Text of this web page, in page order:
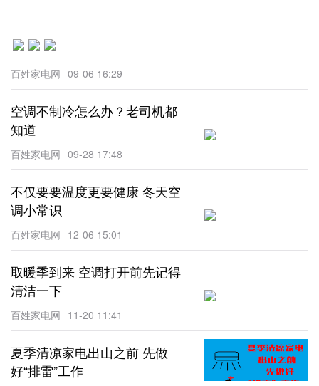
百姓家电网 09-06 16:29
空调不制冷怎么办？老司机都
知道
百姓家电网 09-28 17:48
不仅要要温度更要健康 冬天空
调小常识
百姓家电网 12-06 15:01
取暖季到来 空调打开前先记得
清洁一下
百姓家电网 11-20 11:41
夏季清凉家电出山之前 先做
好“排雷”工作